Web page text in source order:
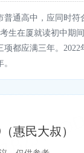
通高中，应同时
生在厦就读初中期
都应满三年。
。